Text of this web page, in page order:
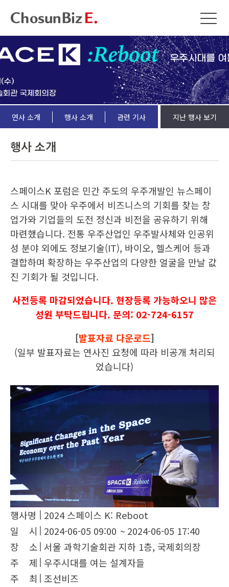
연사 소개 행사 소개 관련 기사 지난 행사 보기
행사 소개
스페이스K 포럼은 민간 주도의 우주개발인 뉴스페이
스 시대를 맞아 우주에서 비즈니스의 기회를 찾는 창
업가와 기업들의 도전 정신과 비전을 공유하기 위해
마련했습니다. 전통 우주산업인 우주발사체와 인공위
성 분야 외에도 정보기술(IT), 바이오, 헬스케어 등과
결합하며 확장하는 우주산업의 다양한 얼굴을 만날 값
진 기회가 될 것입니다.
사전등록 마감되었습니다. 현장등록 가능하오니 많은
성원 부탁드립니다. 문의: 02-724-6157
[발표자료 다운로드]
(일부 발표자료는 연사진 요청에 따라 비공개 처리되
었습니다)
행사명
2024 스페이스 K: Reboot
일 시
2024-06-05 09:00 ~ 2024-06-05 17:40
장 소 서울 과학기술회관 지하 1층, 국제회의장
주 제 우주시대를 여는 설계자들
주 최
조선비즈